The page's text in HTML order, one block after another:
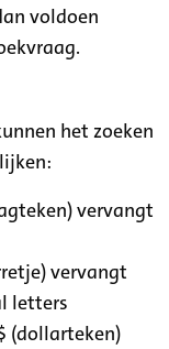
voldoen
het zoeken
vervangt
vervangt
letters
(dollarteken)